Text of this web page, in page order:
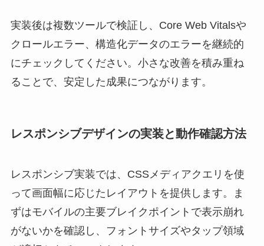
実装後は複数ツールで検証し、Core Web Vitalsや
クロールエラー、構造化データのエラーを継続的
にチェックしてください。小さな改善を積み重ね
ることで、安定した成果につながります。
レスポンシブデザインの実装と動作確認方法
レスポンシブ実装では、CSSメディアクエリを使
って画面幅に応じたレイアウトを提供します。ま
ずはモバイルの主要ブレイクポイントで表示崩れ
がないかを確認し、フォントサイズやタップ領域